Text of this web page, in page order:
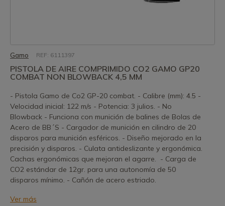
Gamo REF: 6111397
PISTOLA DE AIRE COMPRIMIDO CO2 GAMO GP20
COMBAT NON BLOWBACK 4,5 MM
- Pistola Gamo de Co2 GP-20 combat. - Calibre (mm): 4.5 -
Velocidad inicial: 122 m/s - Potencia: 3 julios. - No
Blowback - Funciona con munición de balines de Bolas de
Acero de BB´S - Cargador de munición en cilindro de 20
disparos para munición esféricos. - Diseño mejorado en la
precisión y disparos. - Culata antideslizante y ergonómica.
Cachas ergonómicas que mejoran el agarre. - Carga de
CO2 estándar de 12gr. para una autonomía de 50
disparos mínimo. - Cañón de acero estriado.
Ver más